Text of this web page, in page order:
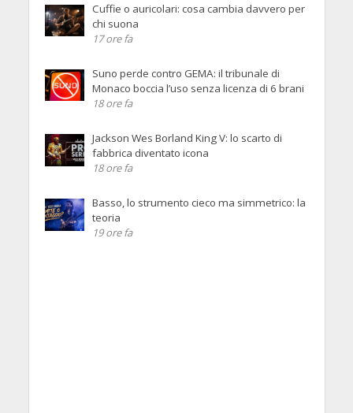
Cuffie o auricolari: cosa cambia davvero per
chi suona
17 ore fa
Suno perde contro GEMA: il tribunale di
Monaco boccia l’uso senza licenza di 6 brani
18 ore fa
Jackson Wes Borland King V: lo scarto di
fabbrica diventato icona
18 ore fa
Basso, lo strumento cieco ma simmetrico: la
teoria
19 ore fa